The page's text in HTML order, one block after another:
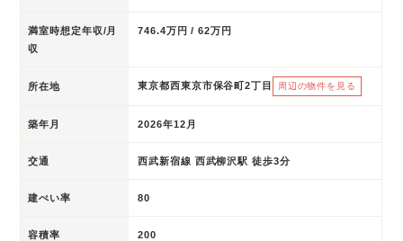
満室時想定年収/月
収
746.4万円 / 62万円
所在地 東京都西東京市保谷町2丁目 周辺の物件を見る
築年月 2026年12月
交通 西武新宿線 西武柳沢駅 徒歩3分
建ぺい率 80
容積率 200